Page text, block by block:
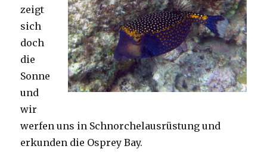
zeigt
sich
doch
die
Sonne
und
wir
werfen uns in Schnorchelausrüstung und
erkunden die Osprey Bay.